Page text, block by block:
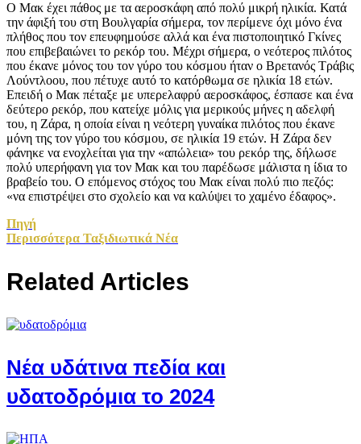
Ο Μακ έχει πάθος με τα αεροσκάφη από πολύ μικρή ηλικία. Κατά
την άφιξή του στη Βουλγαρία σήμερα, τον περίμενε όχι μόνο ένα
πλήθος που τον επευφημούσε αλλά και ένα πιστοποιητικό Γκίνες
που επιβεβαιώνει το ρεκόρ του. Μέχρι σήμερα, ο νεότερος πιλότος
που έκανε μόνος του τον γύρο του κόσμου ήταν ο Βρετανός Τράβις
Λούντλοου, που πέτυχε αυτό το κατόρθωμα σε ηλικία 18 ετών.
Επειδή ο Μακ πέταξε με υπερελαφρύ αεροσκάφος, έσπασε και ένα
δεύτερο ρεκόρ, που κατείχε μόλις για μερικούς μήνες η αδελφή
του, η Ζάρα, η οποία είναι η νεότερη γυναίκα πιλότος που έκανε
μόνη της τον γύρο του κόσμου, σε ηλικία 19 ετών. Η Ζάρα δεν
φάνηκε να ενοχλείται για την «απώλεια» του ρεκόρ της, δήλωσε
πολύ υπερήφανη για τον Μακ και του παρέδωσε μάλιστα η ίδια το
βραβείο του. Ο επόμενος στόχος του Μακ είναι πολύ πιο πεζός:
«να επιστρέψει στο σχολείο και να καλύψει το χαμένο έδαφος».
Πηγή
Περισσότερα Ταξιδιωτικά Νέα
Related Articles
Νέα υδάτινα πεδία και
υδατοδρόμια το 2024